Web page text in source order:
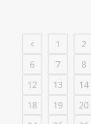
1 2
6
7 8
12
13 14
18
19 20